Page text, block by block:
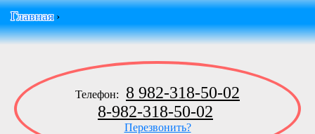
Главная›
Телефон:
8 982-318-50-02
8-982-318-50-02
Перезвонить?